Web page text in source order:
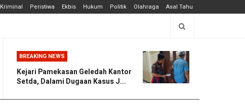
Kriminal Peristiwa Ekbis Hukum Politik Olahraga Asal Tahu
BREAKING NEWS
Kejari Pamekasan Geledah Kantor
Setda, Dalami Dugaan Kasus J...